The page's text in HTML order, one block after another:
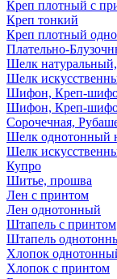
Креп плотный с
Креп тонкий
Креп плотный
Плательно-
Шелк
Шелк
Шифон, Креп-
Шифон, Креп-
Сорочечная,
Шелк однотонный
Шелк
Купро
Шитье, прошва
Лен с принтом
Лен однотонный
Штапель с принтом
Штапель
Хлопок
Хлопок с принтом